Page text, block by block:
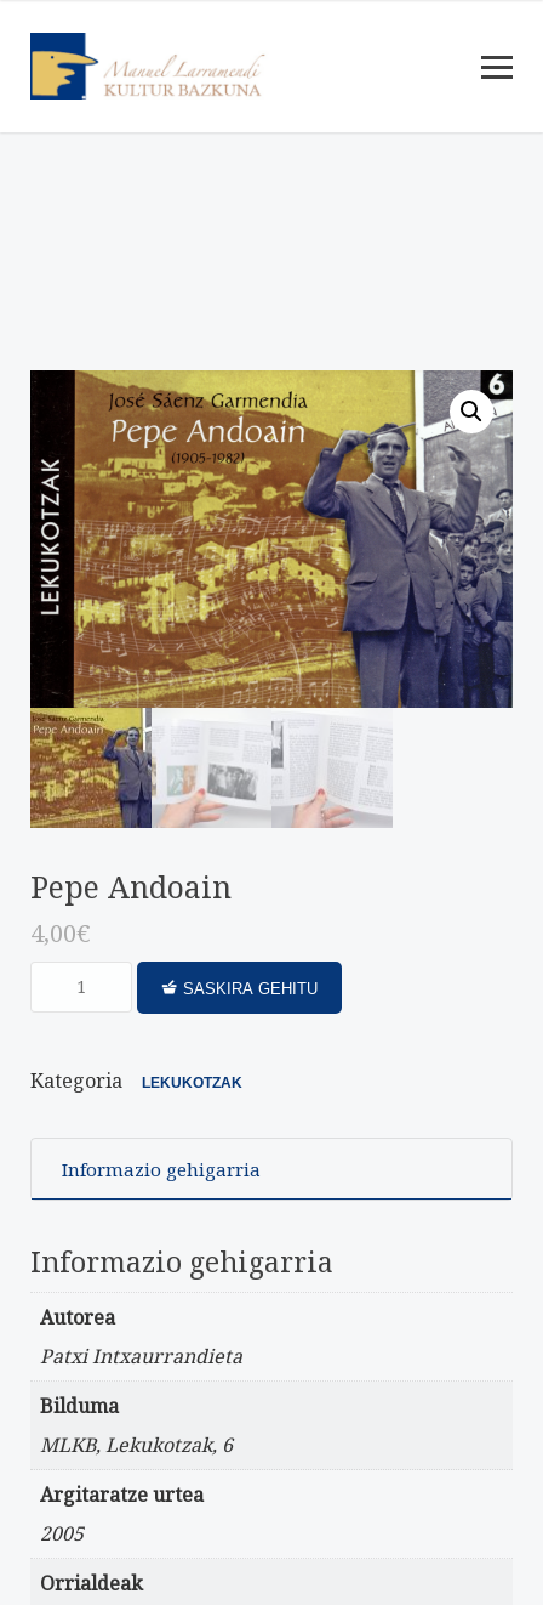
Pepe Andoain
4,00€
SASKIRA GEHITU
Kategoria LEKUKOTZAK
Informazio gehigarria
Informazio gehigarria
Autorea
Patxi Intxaurrandieta
Bilduma
MLKB, Lekukotzak, 6
Argitaratze urtea
2005
Orrialdeak